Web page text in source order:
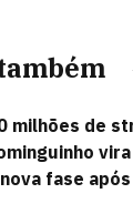
milhões de
fase